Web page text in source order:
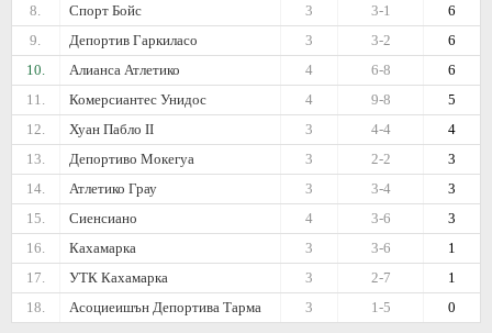
8.
Спорт Бойс 6
3-1
3
9.
Депортив Гаркиласо 6
3-2
3
10.
Алианса Атлетико 6
6-8
4
11.
Комерсиантес Унидос 5
9-8
4
12.
Хуан Пабло II 4
4-4
3
13.
Депортиво Мокегуа 3
2-2
3
14.
Атлетико Грау 3
3-4
3
15.
Сиенсиано 3
3-6
4
16.
Кахамарка 1
3-6
3
17.
УТК Кахамарка 1
2-7
3
18.
Асоциеишън Депортива Тарма 0
1-5
3